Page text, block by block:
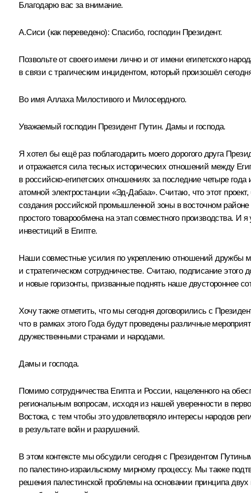
Благодарю вас за внимание.
А.Сиси (как переведено): Спасибо, господин Президент.
Позвольте от своего имени лично и от имени египетского
в связи с трагическим инцидентом, который произошёл
Во имя Аллаха Милостивого и Милосердного.
Уважаемый господин Президент Путин. Дамы и господа.
Я хотел бы ещё раз поблагодарить моего дорогого друга
и отражается сила тесных исторических отношений между
в российско-египетских отношениях за последние четыре
атомной электростанции «Эд-Дабаа». Считаю, что этот
создания российской промышленной зоны в восточном
простого товарообмена на этап совместного производства. И
инвестиций в Египте.
Наши совместные усилия по укреплению отношений дружбы
и стратегическом сотрудничестве. Считаю, подписание этого
и новые горизонты, призванные поднять наше двустороннее
Хочу также отметить, что мы сегодня договорились с
что в рамках этого Года будут проведены различные
дружественными странами и народами.
Дамы и господа.
Помимо сотрудничества Египта и России, нацеленного на
региональным вопросам, исходя из нашей уверенности в
Востока, с тем чтобы это удовлетворяло интересы народов
в результате войн и разрушений.
В этом контексте мы обсудили сегодня с Президентом
по палестино-израильскому мирному процессу. Мы также
решения палестинской проблемы на основании принципа